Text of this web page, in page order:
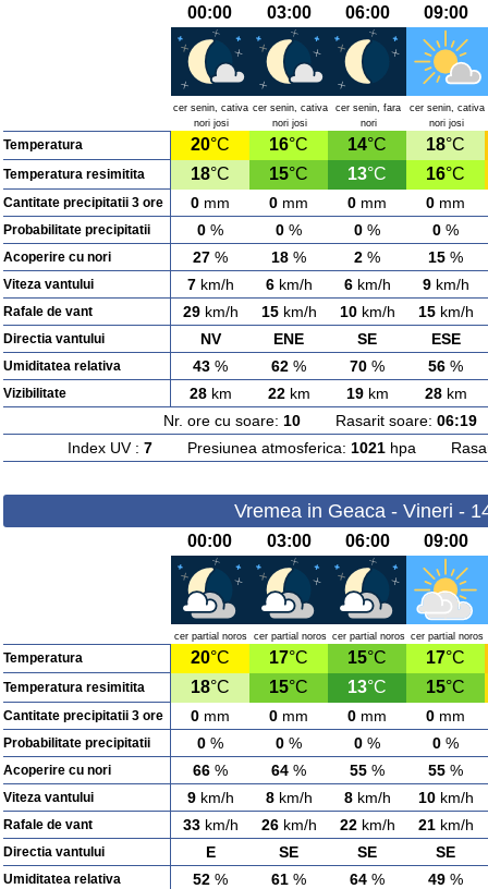
00:00 03:00 06:00 09:00
cer senin, cativa
nori josi
cer senin, cativa
nori josi
cer senin, fara
nori
cer senin, cativa
nori josi
Temperatura 20°C 16°C 14°C 18°C
Temperatura resimitita 18°C 15°C 13°C 16°C
Cantitate precipitatii 3 ore 0 mm 0 mm 0 mm 0 mm
Probabilitate precipitatii 0 % 0 % 0 % 0 %
Acoperire cu nori 27 % 18 % 2 % 15 %
Viteza vantului 7km/h 6km/h 6km/h 9km/h
Rafale de vant 29km/h 15km/h 10km/h 15km/h
Directia vantului NV ENE SE ESE
Umiditatea relativa 43 % 62 % 70 % 56 %
Vizibilitate 28km 22km 19km 28km
Nr. ore cu soare: 10Rasarit soare: 06:19
Index UV : 7Presiunea atmosferica: 1021hpa
Vremea in Geaca - Vineri -
00:00 03:00 06:00 09:00
cer partial noros cer partial noros cer partial noros cer partial noros
Temperatura 20°C 17°C 15°C 17°C
Temperatura resimitita 18°C 15°C 13°C 15°C
Cantitate precipitatii 3 ore 0 mm 0 mm 0 mm 0 mm
Probabilitate precipitatii 0 % 0 % 0 % 0 %
Acoperire cu nori 66 % 64 % 55 % 55 %
Viteza vantului 9km/h 8km/h 8km/h 10km/h
Rafale de vant 33km/h 26km/h 22km/h 21km/h
Directia vantului E SE SE SE
Umiditatea relativa 52 % 61 % 64 % 49 %